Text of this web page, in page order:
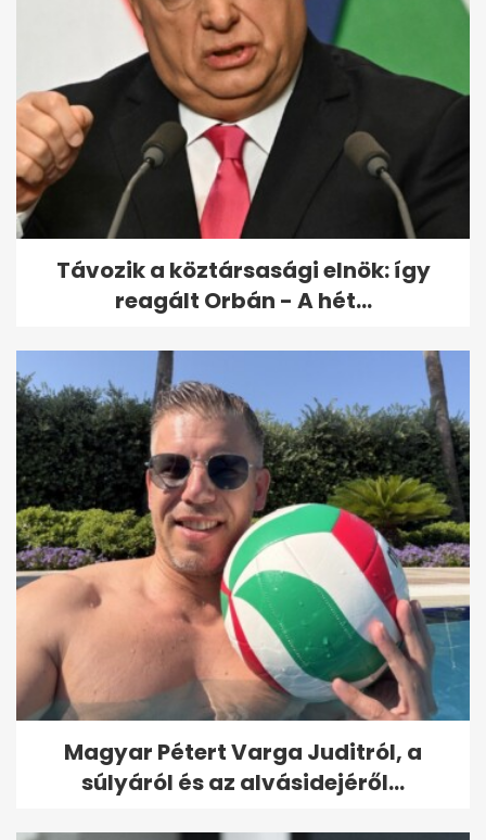
Tompos Márton lett a
Momentum elnöke
Távozik a köztársasági elnök: így
reagált Orbán - A hét...
Magyar Pétert Varga Juditról, a
súlyáról és az alvásidejéről...